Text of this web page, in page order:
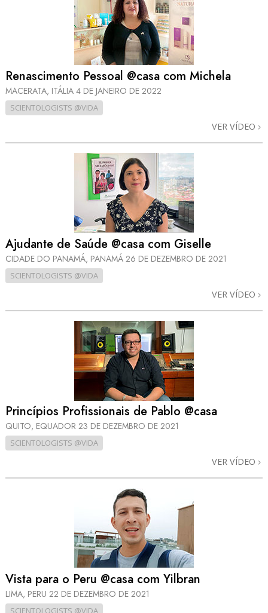
Renascimento Pessoal @casa com Michela
MACERATA, ITÁLIA 4 DE JANEIRO DE 2022
SCIENTOLOGISTS @VIDA
VER VÍDEO
Ajudante de Saúde @casa com Giselle
CIDADE DO PANAMÁ, PANAMÁ 26 DE DEZEMBRO DE 2021
SCIENTOLOGISTS @VIDA
VER VÍDEO
Princípios Profissionais de Pablo @casa
QUITO, EQUADOR 23 DE DEZEMBRO DE 2021
SCIENTOLOGISTS @VIDA
VER VÍDEO
Vista para o Peru @casa com Yilbran
LIMA, PERU 22 DE DEZEMBRO DE 2021
SCIENTOLOGISTS @VIDA